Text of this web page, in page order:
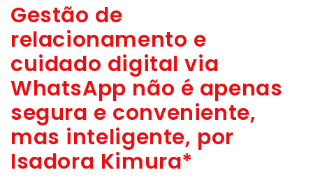
Gestão de
relacionamento e
cuidado digital via
WhatsApp não é apenas
segura e conveniente,
mas inteligente, por
Isadora Kimura*